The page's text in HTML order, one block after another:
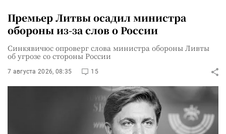
Премьер Литвы осадил министра
обороны из-за слов о России
Синкявичюс опроверг слова министра обороны Ливты
об угрозе со стороны России
7 августа 2026, 08:35 15